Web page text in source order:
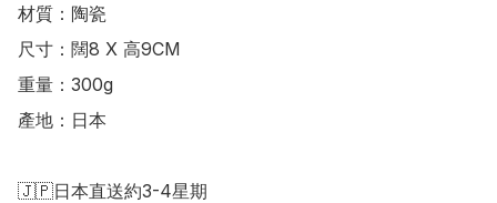
材質：陶瓷
尺寸：闊8 X 高9CM
重量：300g
產地：日本
🇯🇵日本直送約3-4星期